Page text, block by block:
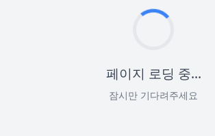
페이지 로딩 중...
잠시만 기다려주세요